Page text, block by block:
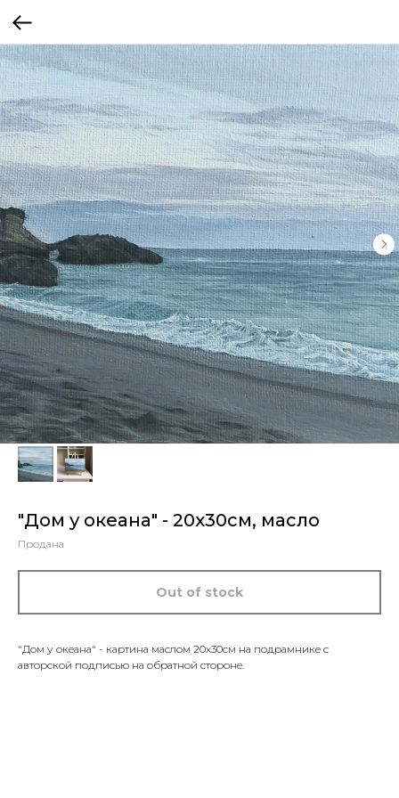
"Дом у океана" - 20x30см, масло
Продана
Out of stock
"Дом у океана" - картина маслом 20x30см на подрамнике с
авторской подписью на обратной стороне.